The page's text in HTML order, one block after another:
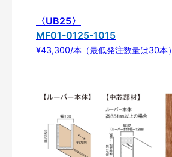
〈UB25〉
MF01-0125-1015
¥43,300/本（最低発注数量は30本）